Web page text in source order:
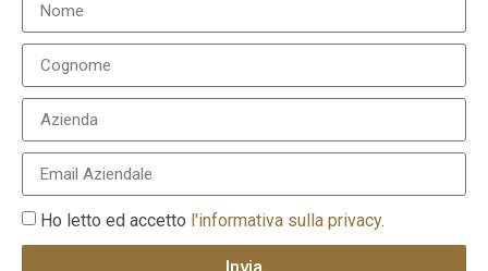
Ho letto ed accetto l'informativa sulla privacy.
Invia